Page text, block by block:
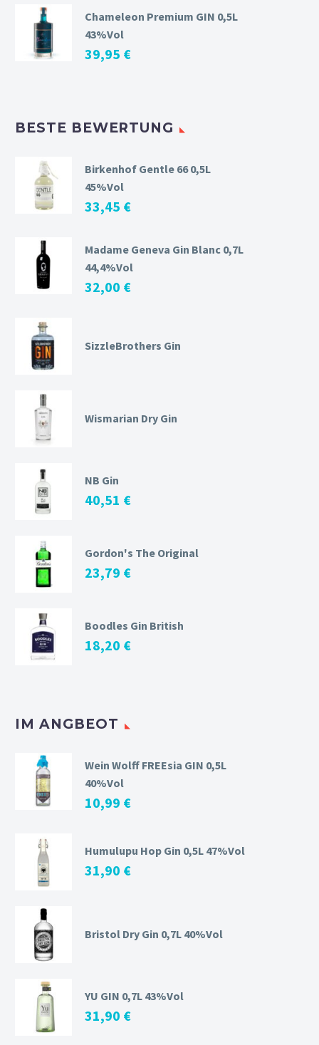
Chameleon Premium GIN 0,5L
43%Vol
39,95 €
BESTE BEWERTUNG
Birkenhof Gentle 66 0,5L
45%Vol
33,45 €
Madame Geneva Gin Blanc 0,7L
44,4%Vol
32,00 €
SizzleBrothers Gin
Wismarian Dry Gin
NB Gin
40,51 €
Gordon's The Original
23,79 €
Boodles Gin British
18,20 €
IM ANGBEOT
Wein Wolff FREEsia GIN 0,5L
40%Vol
10,99 €
Humulupu Hop Gin 0,5L 47%Vol
31,90 €
Bristol Dry Gin 0,7L 40%Vol
YU GIN 0,7L 43%Vol
31,90 €